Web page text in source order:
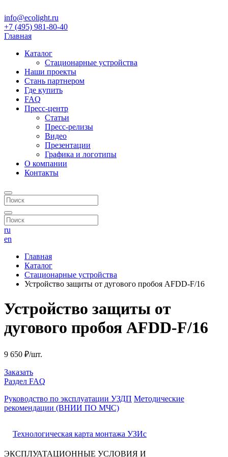
info@ecolight.ru
+7 (495) 981-80-40
Главная
Каталог
Стационарные устройства
Наши проекты
Стань партнером
Где купить
FAQ
Пресс-центр
Статьи
Пресс-релизы
Видео
Презентации
Графика и логотипы
О компании
Контакты
ru
en
Главная
Каталог
Стационарные устройства
Устройство защиты от дугового пробоя AFDD-F/16
Устройство защиты от
дугового пробоя AFDD-F/16
9 650 ₽/шт.
Заказать
Раздел FAQ
Руководство по эксплуатации УЗДП Методические
рекомендации (ВНИИ ПО МЧС)
Технологическая карта монтажа УЗИс
ЭКСПЛУАТАЦИОННЫЕ УСЛОВИЯ И